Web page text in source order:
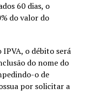
60 dias, o
do valor do
o débito será
do nome do
o de
por solicitar a